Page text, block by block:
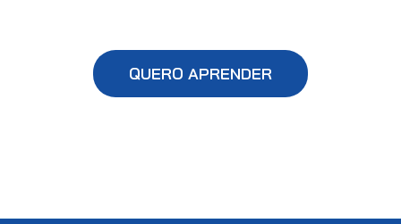
QUERO APRENDER